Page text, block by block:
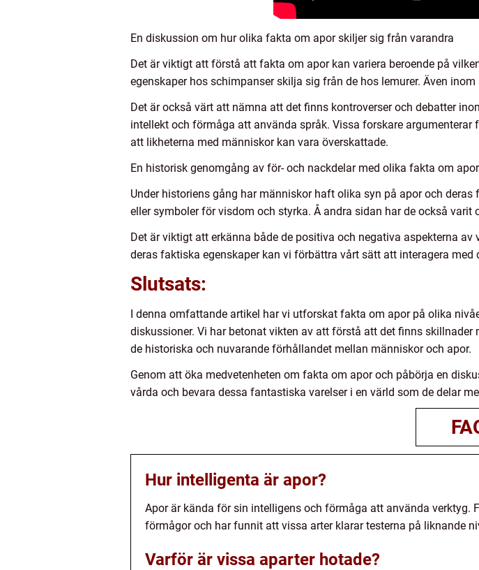
En diskussion om hur olika fakta om apor skiljer sig från varandra
Det är viktigt att förstå att fakta om apor kan variera beroende på
egenskaper hos schimpanser skilja sig från de hos lemurer. Även
Det är också värt att nämna att det finns kontroverser och debatter
intellekt och förmåga att använda språk. Vissa forskare
att likheterna med människor kan vara överskattade.
En historisk genomgång av för- och nackdelar med olika fakta om apor
Under historiens gång har människor haft olika syn på apor och
eller symboler för visdom och styrka. Å andra sidan har de också
Det är viktigt att erkänna både de positiva och negativa aspekterna
deras faktiska egenskaper kan vi förbättra vårt sätt att interagera
Slutsats:
I denna omfattande artikel har vi utforskat fakta om apor på olika
diskussioner. Vi har betonat vikten av att förstå att det finns
de historiska och nuvarande förhållandet mellan människor och apor.
Genom att öka medvetenheten om fakta om apor och påbörja en
vårda och bevara dessa fantastiska varelser i en värld som de delar
Hur intelligenta är apor?
Apor är kända för sin intelligens och förmåga att använda verktyg.
förmågor och har funnit att vissa arter klarar testerna på liknande
Varför är vissa aparter hotade?